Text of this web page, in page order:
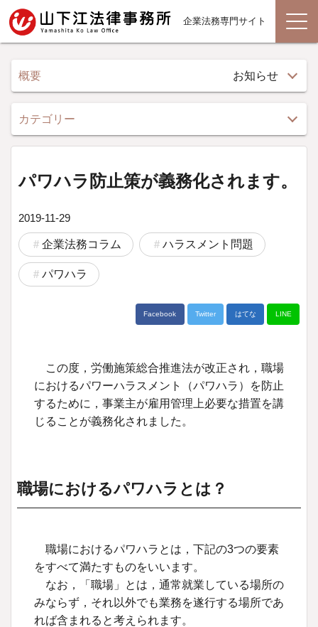
企業法務専門サイト
パワハラ防止策が義務化されます。
2019-11-29
企業法務コラム ハラスメント問題
パワハラ
Facebook Twitter はてな LINE
この度，労働施策総合推進法が改正され，職場
におけるパワーハラスメント（パワハラ）を防止
するために，事業主が雇用管理上必要な措置を講
じることが義務化されました。
職場におけるパワハラとは？
職場におけるパワハラとは，下記の3つの要素
をすべて満たすものをいいます。
なお，「職場」とは，通常就業している場所の
みならず，それ以外でも業務を遂行する場所であ
れば含まれると考えられます。
概要 お知らせ
カテゴリー